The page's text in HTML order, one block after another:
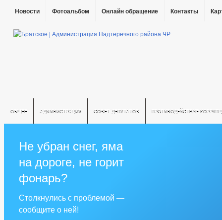
Новости Фотоальбом Онлайн обращение Контакты
ОБЩЕЕ АДМИНИСТРАЦИЯ СОВЕТ ДЕПУТАТОВ ПРОТИВОДЕЙСТВИЕ
Не убран снег, яма
на дороге, не горит
фонарь?
Столкнулись с проблемой —
сообщите о ней!